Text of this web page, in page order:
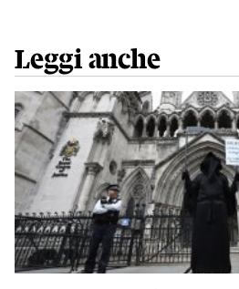
Leggi anche